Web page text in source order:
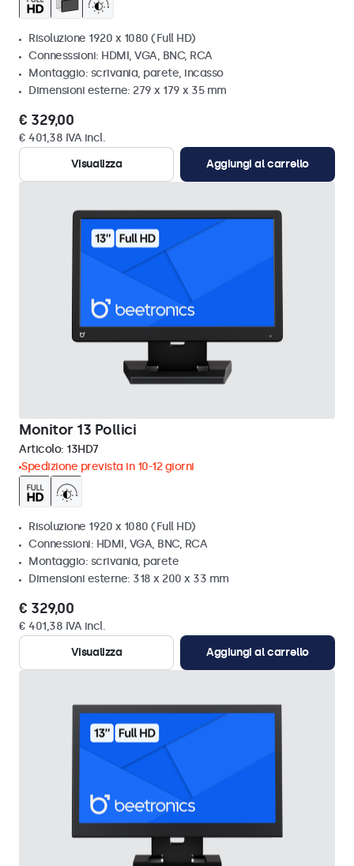
Risoluzione 1920 x 1080 (Full HD)
Connesssioni: HDMI, VGA, BNC, RCA
Montaggio: scrivania, parete, incasso
Dimensioni esterne: 279 x 179 x 35 mm
€ 329,00
€ 401,38 IVA incl.
Visualizza
Aggiungi al carrello
Monitor 13 Pollici
Articolo: 13HD7
Spedizione prevista in 10-12 giorni
Risoluzione 1920 x 1080 (Full HD)
Connessioni: HDMI, VGA, BNC, RCA
Montaggio: scrivania, parete
Dimensioni esterne: 318 x 200 x 33 mm
€ 329,00
€ 401,38 IVA incl.
Visualizza
Aggiungi al carrello